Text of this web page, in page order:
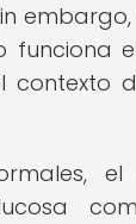
funciona
contexto